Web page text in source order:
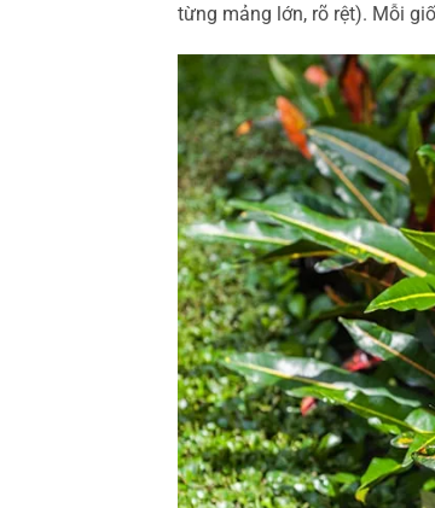
từng mảng lớn, rõ rệt). Mỗi